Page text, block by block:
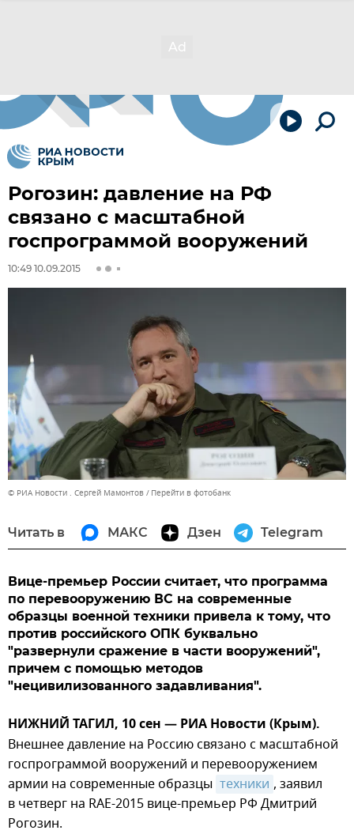
Рогозин: давление на РФ
связано с масштабной
госпрограммой вооружений
10:49 10.09.2015
© РИА Новости . Сергей Мамонтов Перейти в фотобанк
Читать в МАКС Дзен Telegram
Вице-премьер России считает, что программа
по перевооружению ВС на современные
образцы военной техники привела к тому, что
против российского ОПК буквально
"развернули сражение в части вооружений",
причем с помощью методов
"нецивилизованного задавливания".
НИЖНИЙ ТАГИЛ, 10 сен — РИА Новости (Крым).
Внешнее давление на Россию связано с масштабной
госпрограммой вооружений и перевооружением
армии на современные образцы техники , заявил
в четверг на RAE-2015 вице-премьер РФ Дмитрий
Рогозин.